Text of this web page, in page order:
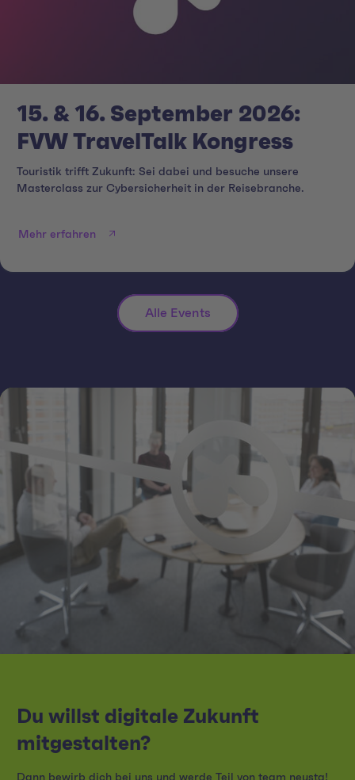
15. & 16. September 2026:
FVW TravelTalk Kongress
Touristik trifft Zukunft: Sei dabei und besuche unsere
Masterclass zur Cybersicherheit in der Reisebranche.
Mehr erfahren
Alle Events
Du willst digitale Zukunft
mitgestalten?
Dann bewirb dich bei uns und werde Teil von team neusta!